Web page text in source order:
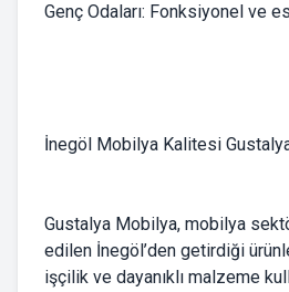
Genç Odaları: Fonksiyonel ve
İnegöl Mobilya Kalitesi
Gustalya Mobilya, mobilya
edilen İnegöl’den getirdiği
işçilik ve dayanıklı malzeme